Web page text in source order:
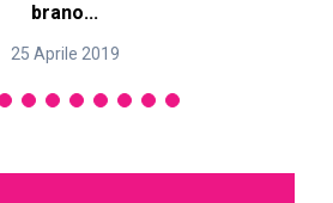
brano...
25 Aprile 2019